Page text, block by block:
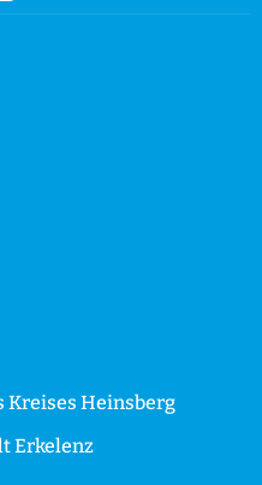
Kreises Heinsberg
Erkelenz